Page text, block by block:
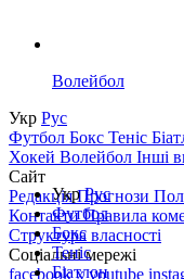
Волейбол
Укр Рус
Футбол Бокс Теніс
Хокей Волейбол Інші
Сайт
РедакціяПрогнози
КонтактиПравила
Структура власності
Соціальні мережі
facebookxyoutube
УкрРус
Футбол
Бокс
Теніс
Біатлон